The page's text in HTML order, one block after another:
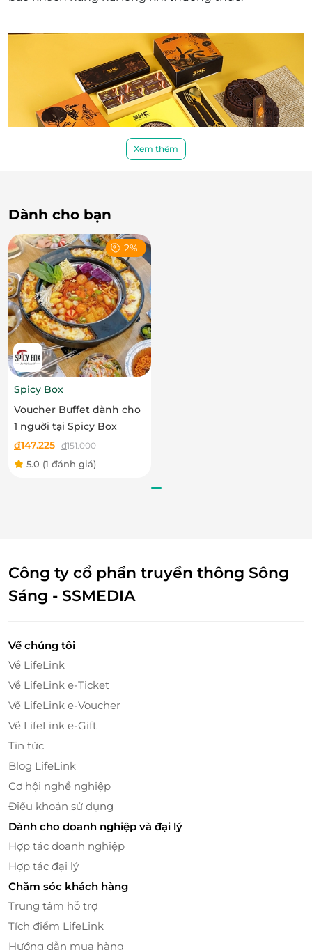
SHE cam kết những chiếc bánh trên hoàn toàn không sử dụng
chất bảo quản nhằm mang chất lượng bánh trung thu Socola
luôn tươi ngon đến khách hàng.
Truy cập ngayLifeLink, để sở hữu thêm nhiều dòng
bánh Trung thutươi ngon, chất lượng nhé!
Xem thêm
Dành cho bạn
2%
Spicy Box
Voucher Buffet dành cho
1 nguời tại Spicy Box
đ147.225 đ151.000
5.0 (1 đánh giá)
Công ty cổ phần truyền thông Sông
Sáng - SSMEDIA
Về chúng tôi
Về LifeLink
Về LifeLink e-Ticket
Về LifeLink e-Voucher
Về LifeLink e-Gift
Tin tức
Blog LifeLink
Cơ hội nghề nghiệp
Điều khoản sử dụng
Dành cho doanh nghiệp và đại lý
Hợp tác doanh nghiệp
Hợp tác đại lý
Chăm sóc khách hàng
Trung tâm hỗ trợ
Tích điểm LifeLink
Hướng dẫn mua hàng